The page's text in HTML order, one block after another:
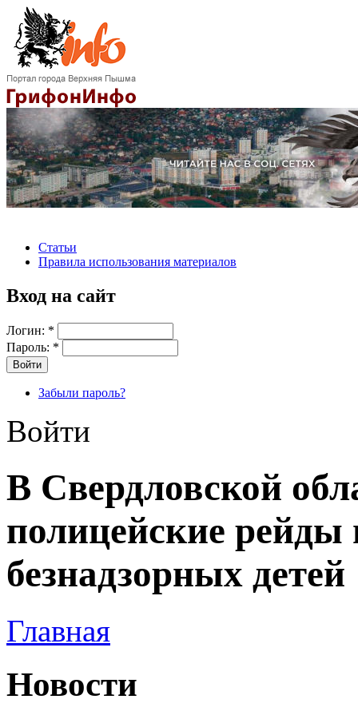
Статьи
Правила использования материалов
Вход на сайт
Логин: *
Пароль: *
Забыли пароль?
Войти
В Свердловской
полицейские
безнадзорных детей
Главная
Новости